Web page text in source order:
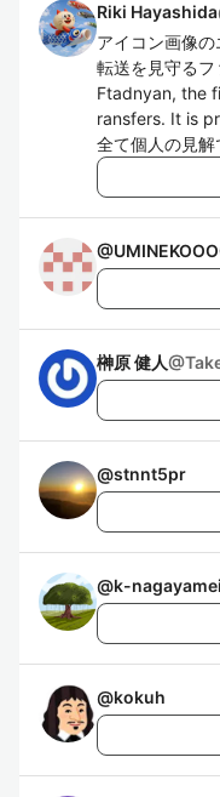
Riki Hayashida
アイコン画像
転送を見守る
Ftadnyan, the
ransfers. It is
全て個人の見解
@
榊原 健人@
@stnnt5pr
@k-
@kokuh